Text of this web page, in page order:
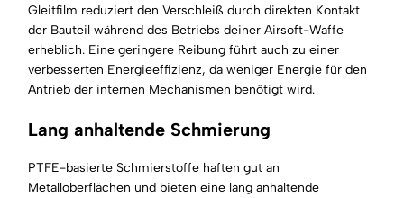
Gleitfilm reduziert den Verschleiß durch direkten Kontakt
der Bauteil während des Betriebs deiner Airsoft-Waffe
erheblich. Eine geringere Reibung führt auch zu einer
verbesserten Energieeffizienz, da weniger Energie für den
Antrieb der internen Mechanismen benötigt wird.
Lang anhaltende Schmierung
PTFE-basierte Schmierstoffe haften gut an
Metalloberflächen und bieten eine lang anhaltende